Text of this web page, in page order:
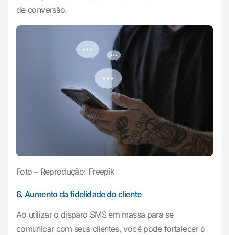
de conversão.
Foto – Reprodução: Freepik
6. Aumento da fidelidade do cliente
Ao utilizar o disparo SMS em massa para se
comunicar com seus clientes, você pode fortalecer o